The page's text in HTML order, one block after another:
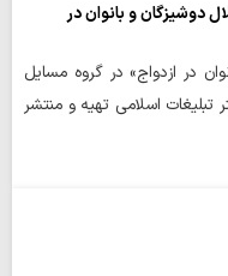
دوشیزگان و بانوان در
در ازدواج» در گروه مسایل
اسلامی تهیه و منتشر